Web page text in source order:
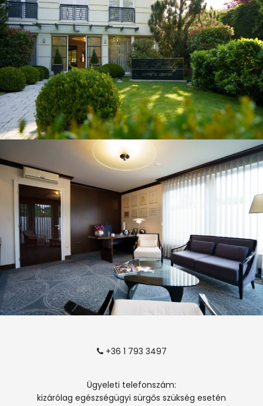
+36 1 793 3497
Ügyeleti telefonszám:
kizárólag egészségügyi sürgős szükség esetén